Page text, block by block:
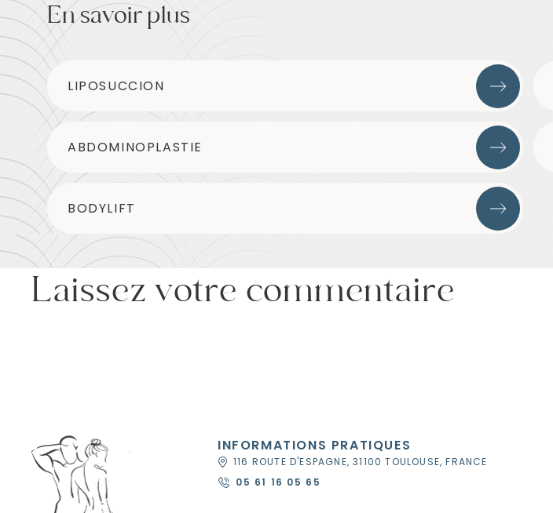
En savoir plus
LIPOSUCCION
ABDOMINOPLASTIE
BODYLIFT
Laissez votre commentaire
INFORMATIONS PRATIQUES
116 ROUTE D'ESPAGNE, 31100 TOULOUSE, FRANCE
05 61 16 05 65